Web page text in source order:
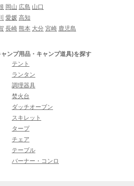
岡山 広島 山口
愛媛 高知
長崎 熊本 大分 宮崎 鹿児島
ンプ用品・キャンプ道具)を探す
テント
ランタン
調理器具
焚火台
ダッチオーブン
スキレット
タープ
チェア
テーブル
バーナー・コンロ